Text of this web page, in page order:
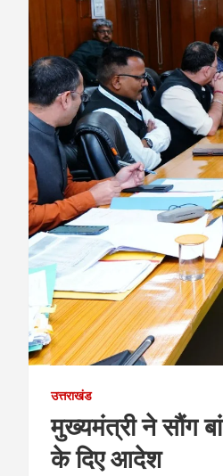
उत्तराखंड
मुख्यमंत्री ने सौंग
के दिए आदेश